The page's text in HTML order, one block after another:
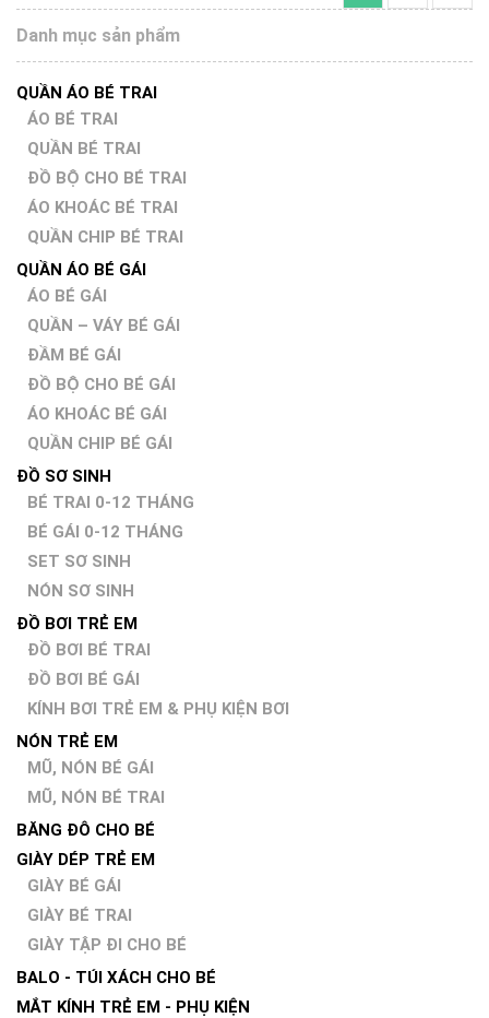
Danh mục sản phẩm
QUẦN ÁO BÉ TRAI
ÁO BÉ TRAI
QUẦN BÉ TRAI
ĐỒ BỘ CHO BÉ TRAI
ÁO KHOÁC BÉ TRAI
QUẦN CHIP BÉ TRAI
QUẦN ÁO BÉ GÁI
ÁO BÉ GÁI
QUẦN – VÁY BÉ GÁI
ĐẦM BÉ GÁI
ĐỒ BỘ CHO BÉ GÁI
ÁO KHOÁC BÉ GÁI
QUẦN CHIP BÉ GÁI
ĐỒ SƠ SINH
BÉ TRAI 0-12 THÁNG
BÉ GÁI 0-12 THÁNG
SET SƠ SINH
NÓN SƠ SINH
ĐỒ BƠI TRẺ EM
ĐỒ BƠI BÉ TRAI
ĐỒ BƠI BÉ GÁI
KÍNH BƠI TRẺ EM & PHỤ KIỆN BƠI
NÓN TRẺ EM
MŨ, NÓN BÉ GÁI
MŨ, NÓN BÉ TRAI
BĂNG ĐÔ CHO BÉ
GIÀY DÉP TRẺ EM
GIÀY BÉ GÁI
GIÀY BÉ TRAI
GIÀY TẬP ĐI CHO BÉ
BALO - TÚI XÁCH CHO BÉ
MẮT KÍNH TRẺ EM - PHỤ KIỆN